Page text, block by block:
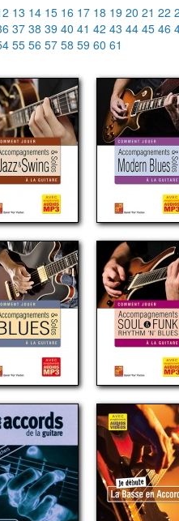
13 14 15 16 17 18 19 20 21 22
37 38 39 40 41 42 43 44 45 46
55 56 57 58 59 60 61